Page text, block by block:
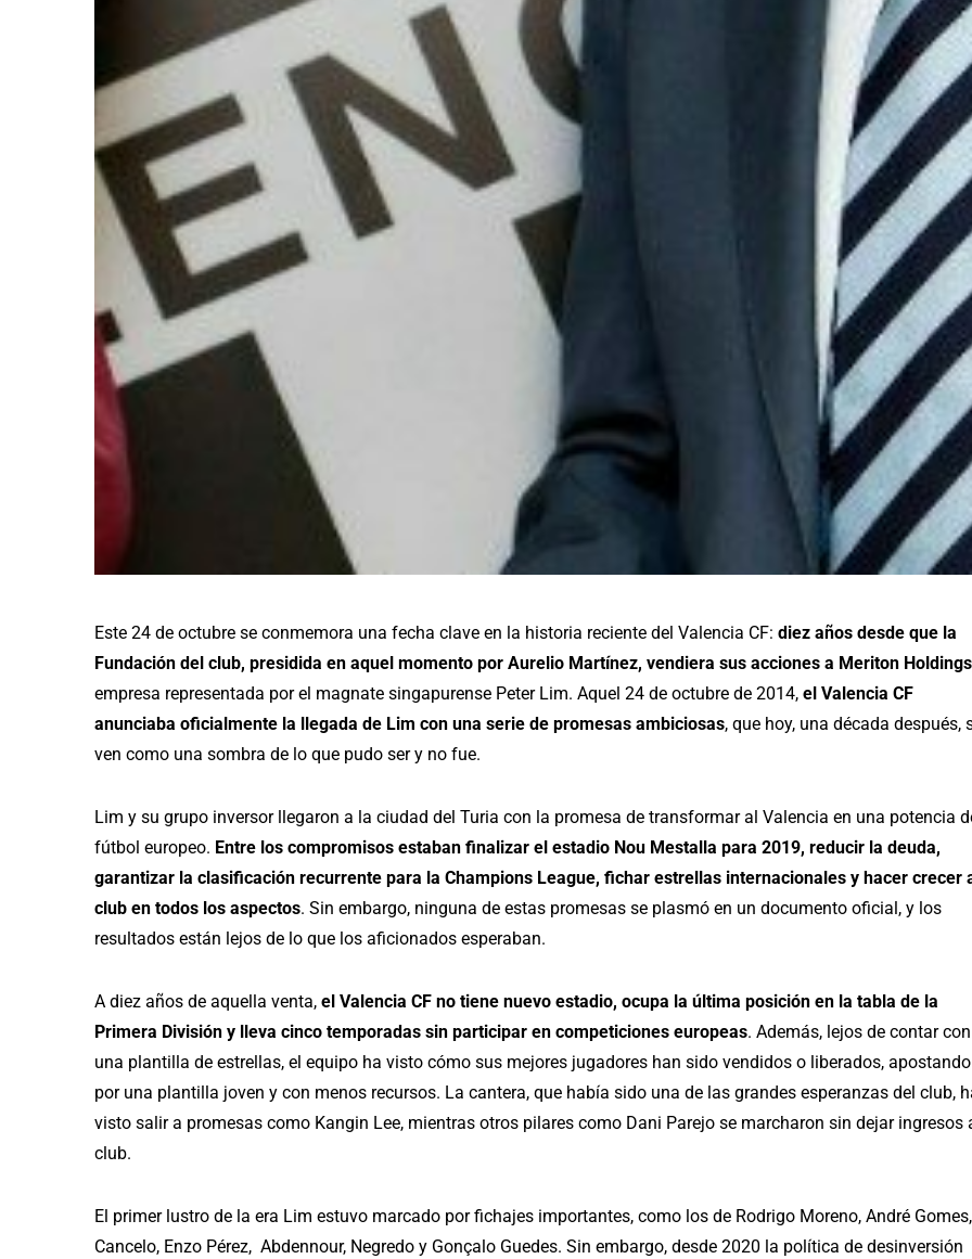
Este 24 de octubre se conmemora una fecha clave en la historia reciente del Valencia CF: diez años desde que la
Fundación del club, presidida en aquel momento por Aurelio Martínez, vendiera sus acciones a Meriton
empresa representada por el magnate singapurense Peter Lim. Aquel 24 de octubre de 2014, el Valencia CF
anunciaba oficialmente la llegada de Lim con una serie de promesas ambiciosas, que hoy, una década después,
ven como una sombra de lo que pudo ser y no fue.
Lim y su grupo inversor llegaron a la ciudad del Turia con la promesa de transformar al Valencia en una potencia
fútbol europeo. Entre los compromisos estaban finalizar el estadio Nou Mestalla para 2019, reducir la deuda,
garantizar la clasificación recurrente para la Champions League, fichar estrellas internacionales y hacer crecer
club en todos los aspectos. Sin embargo, ninguna de estas promesas se plasmó en un documento oficial, y los
resultados están lejos de lo que los aficionados esperaban.
A diez años de aquella venta, el Valencia CF no tiene nuevo estadio, ocupa la última posición en la tabla de la
Primera División y lleva cinco temporadas sin participar en competiciones europeas. Además, lejos de contar con
una plantilla de estrellas, el equipo ha visto cómo sus mejores jugadores han sido vendidos o liberados, apostando
por una plantilla joven y con menos recursos. La cantera, que había sido una de las grandes esperanzas del club,
visto salir a promesas como Kangin Lee, mientras otros pilares como Dani Parejo se marcharon sin dejar ingresos
club.
El primer lustro de la era Lim estuvo marcado por fichajes importantes, como los de Rodrigo Moreno, André Gomes,
Cancelo, Enzo Pérez, Abdennour, Negredo y Gonçalo Guedes. Sin embargo, desde 2020 la política de desinversión